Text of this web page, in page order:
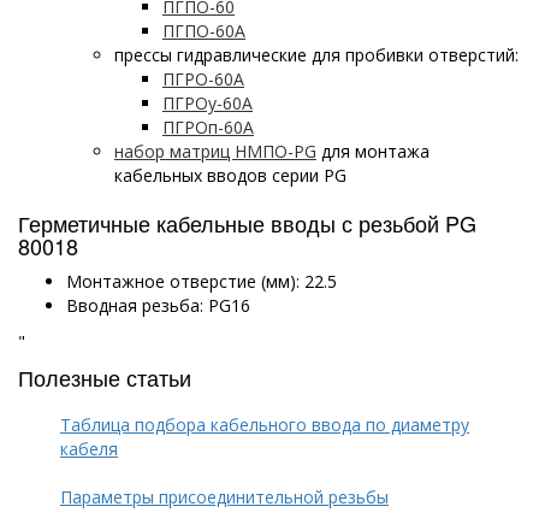
ПГПО-60
ПГПО-60А
прессы гидравлические для пробивки отверстий:
ПГРО-60А
ПГРОу-60А
ПГРОп-60А
набор матриц НМПО-PG для монтажа
кабельных вводов серии PG
Герметичные кабельные вводы с резьбой PG
80018
Монтажное отверстие (мм): 22.5
Вводная резьба: PG16
"
Полезные статьи
Таблица подбора кабельного ввода по диаметру
кабеля
Параметры присоединительной резьбы